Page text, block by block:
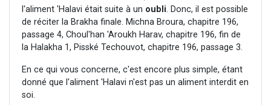
l'aliment 'Halavi était suite à un oubli. Donc, il est possible
de réciter la Brakha finale. Michna Broura, chapitre 196,
passage 4, Choul'han 'Aroukh Harav, chapitre 196, fin de
la Halakha 1, Pisské Techouvot, chapitre 196, passage 3.
En ce qui vous concerne, c'est encore plus simple, étant
donné que l'aliment 'Halavi n'est pas un aliment interdit en
soi.